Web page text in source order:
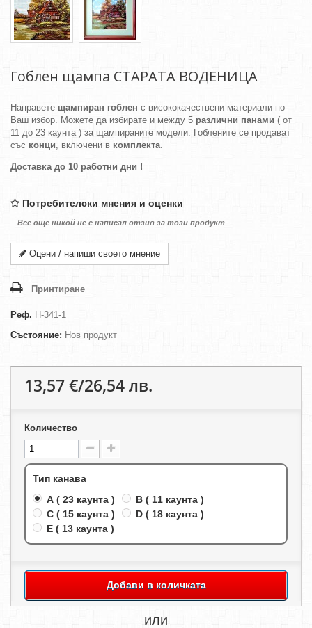
Гоблен щампа СТАРАТА ВОДЕНИЦА
Направете щампиран гоблен с висококачествени материали по
Ваш избор. Можете да избирате и между 5 различни панами ( от
11 до 23 каунта ) за щампираните модели. Гоблените се продават
със конци, включени в комплекта.
Доставка до 10 работни дни !
Потребителски мнения и оценки
Все още никой не е написал отзив за този продукт
Оцени / напиши своето мнение
Принтиране
Реф. H-341-1
Състояние: Нов продукт
13,57 €/26,54 лв.
Количество
Тип канава
A ( 23 каунта )
B ( 11 каунта )
C ( 15 каунта )
D ( 18 каунта )
E ( 13 каунта )
Добави в количката
или